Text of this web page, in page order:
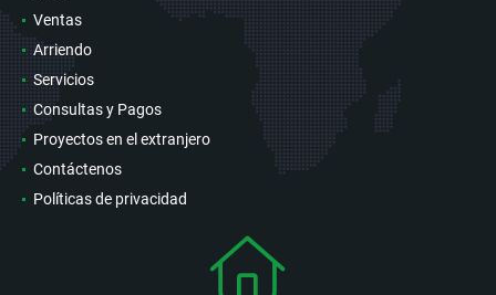
Ventas
Arriendo
Servicios
Consultas y Pagos
Proyectos en el extranjero
Contáctenos
Políticas de privacidad